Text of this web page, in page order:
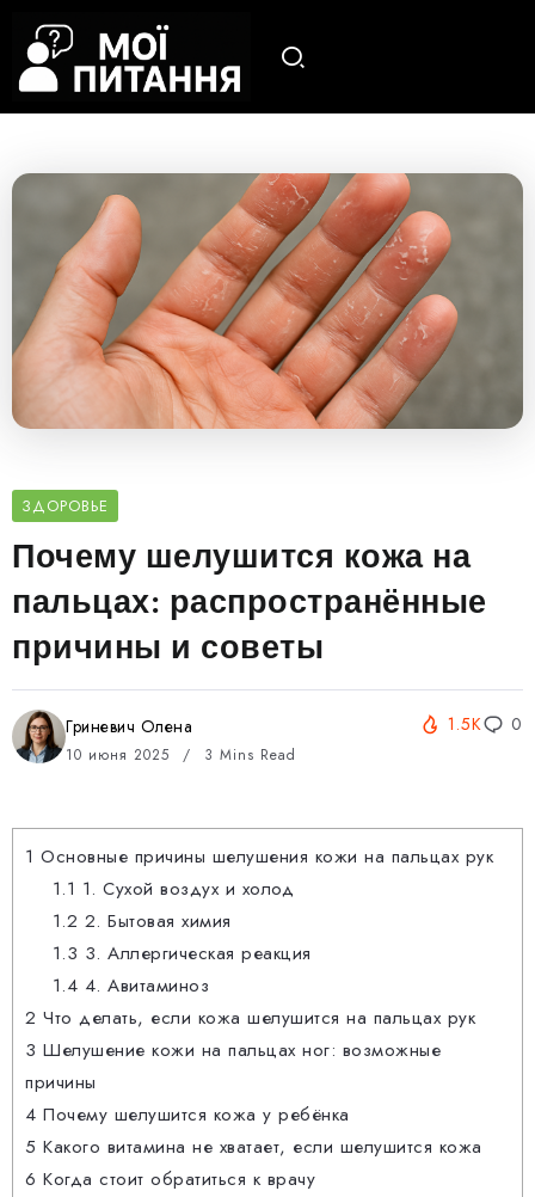
ЗДОРОВЬЕ
Почему шелушится кожа на
пальцах: распространённые
причины и советы
Гриневич Олена
10 июня 2025 3 Mins Read
1.5K 0
1 Основные причины шелушения кожи на пальцах рук
1.1 1. Сухой воздух и холод
1.2 2. Бытовая химия
1.3 3. Аллергическая реакция
1.4 4. Авитаминоз
2 Что делать, если кожа шелушится на пальцах рук
3 Шелушение кожи на пальцах ног: возможные
причины
4 Почему шелушится кожа у ребёнка
5 Какого витамина не хватает, если шелушится кожа
6 Когда стоит обратиться к врачу